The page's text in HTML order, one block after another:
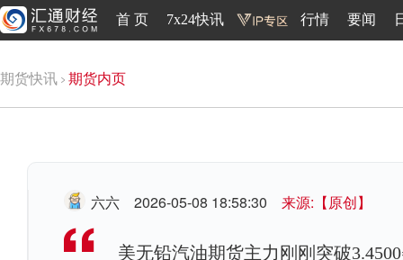
首 页 7x24快讯 行情 要闻
期货快讯 期货内页
六六 2026-05-08 18:58:30 来源:【原创】
美无铅汽油期货主力刚刚突破